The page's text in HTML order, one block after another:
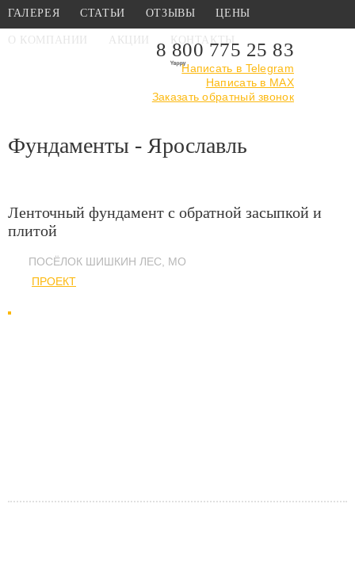
ГАЛЕРЕЯ СТАТЬИ ОТЗЫВЫ ЦЕНЫ
О КОМПАНИИ АКЦИИ КОНТАКТЫ
8 800 775 25 83
Написать в Telegram
Написать в MAX
Заказать обратный звонок
Фундаменты
Фундаменты - Ярославль
Ленточный фундамент с обратной засыпкой и
плитой
ПОСЁЛОК ШИШКИН ЛЕС, МО
ПРОЕКТ